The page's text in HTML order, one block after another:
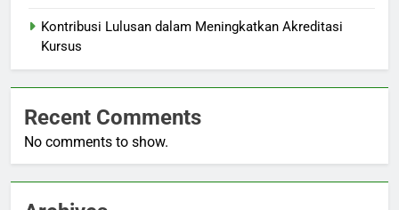
Kontribusi Lulusan dalam Meningkatkan Akreditasi
Kursus
Recent Comments
No comments to show.